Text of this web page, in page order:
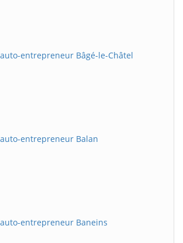
entrepreneur Bâgé-le-Châtel
entrepreneur Balan
entrepreneur Baneins